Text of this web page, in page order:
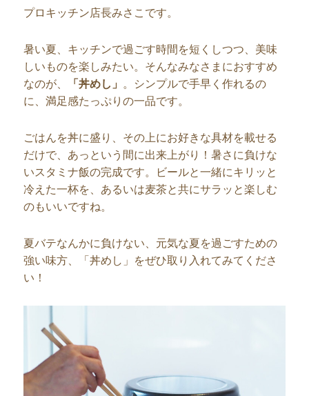
プロキッチン店長みさこです。
暑い夏、キッチンで過ごす時間を短くしつつ、美味
しいものを楽しみたい。そんなみなさまにおすすめ
なのが、
「丼めし」 。シンプルで手早く作れるの
に、満足感たっぷりの一品です。
ごはんを丼に盛り、その上にお好きな具材を載せる
だけで、あっという間に出来上がり！暑さに負けな
いスタミナ飯の完成です。ビールと一緒にキリッと
冷えた一杯を、あるいは麦茶と共にサラッと楽しむ
のもいいですね。
夏バテなんかに負けない、元気な夏を過ごすための
強い味方、「丼めし」をぜひ取り入れてみてくださ
い！